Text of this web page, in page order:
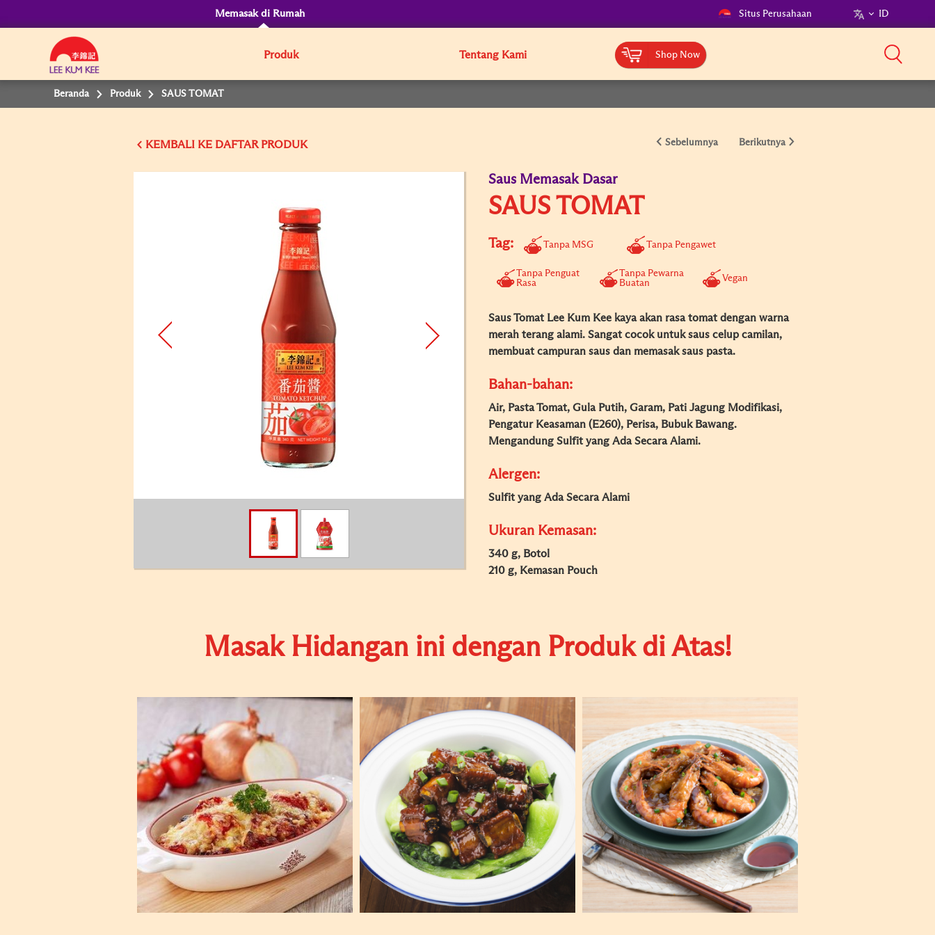
Memasak di Rumah Situs Perusahaan ID
Produk Tentang Kami Shop Now
Beranda Produk SAUS TOMAT
KEMBALI KE Sebelumnya Berikutnya
Saus Memasak Dasar
SAUS TOMAT
Tag: Tanpa MSG Tanpa Pengawet
Tanpa Penguat
Rasa
Tanpa Pewarna
Buatan
Vegan
Saus Tomat Lee Kum Kee kaya akan rasa tomat dengan warna
merah terang alami. Sangat cocok untuk saus celup camilan,
membuat campuran saus dan memasak saus pasta.
Bahan-bahan:
Air, Pasta Tomat, Gula Putih, Garam, Pati Jagung Modifikasi,
Pengatur Keasaman (E260), Perisa, Bubuk Bawang.
Mengandung Sulfit yang Ada Secara Alami.
Alergen:
Sulfit yang Ada Secara Alami
Ukuran Kemasan:
340 g, Botol
210 g, Kemasan Pouch
Masak Hidangan ini dengan Produk di Atas!